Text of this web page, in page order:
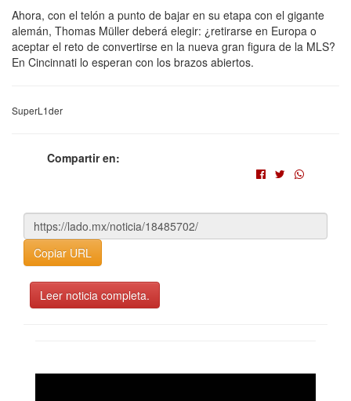
Ahora, con el telón a punto de bajar en su etapa con el gigante
alemán, Thomas Müller deberá elegir: ¿retirarse en Europa o
aceptar el reto de convertirse en la nueva gran figura de la MLS?
En Cincinnati lo esperan con los brazos abiertos.
SuperL1der
Compartir en:
Copiar URL
Leer noticia completa.